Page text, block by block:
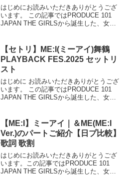
はじめにお読みいただきありがとうござ
います。 この記事ではPRODUCE 101
JAPAN THE GIRLSから誕生した、女性
TH...
【セトリ】ME:I(ミーアイ)舞鶴
PLAYBACK FES.2025 セットリ
スト
はじめに お読みいただきありがとうござ
います。 この記事ではPRODUCE 101
JAPAN THE GIRLSから誕生した、女性
いてご紹介し...
【ME:I】ミーアイ｜＆ME(ME:I
Ver.)のパートご紹介【日プ比較】
歌詞 歌割
はじめにお読みいただきありがとうござ
います。この記事ではPRODUCE 101
JAPAN THE GIRLSから誕生した、女性